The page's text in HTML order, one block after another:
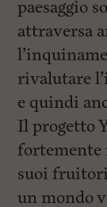
paesaggio
attraversa
rivalutare
e quindi
Il progetto
fortemente
suoi
un mondo